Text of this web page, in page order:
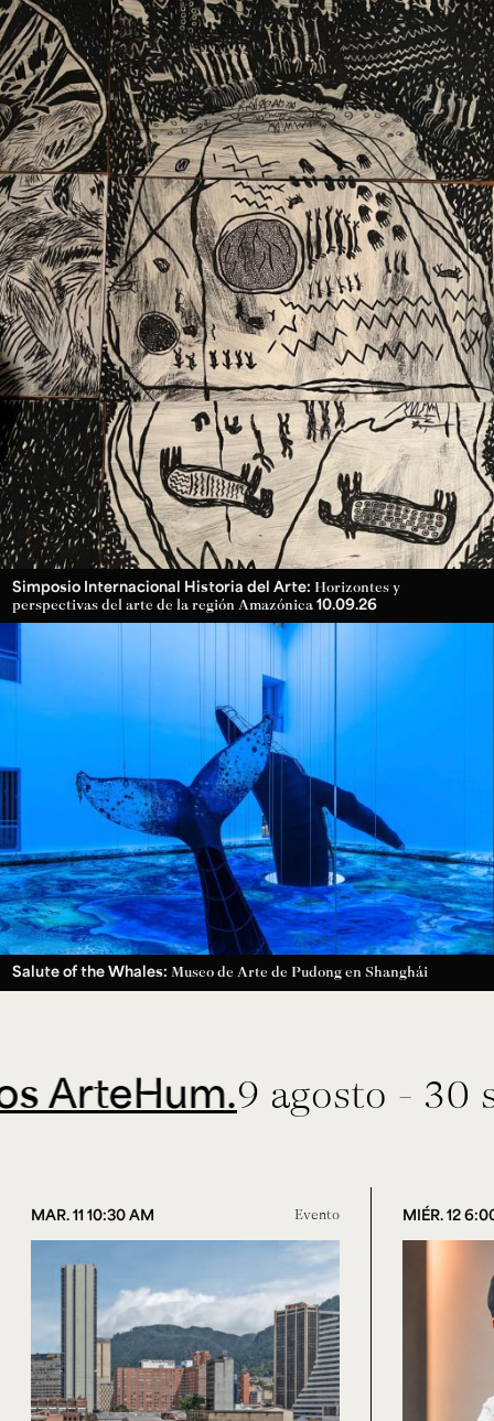
Configuración de cookies
Universidad de los Andes | Vigilada Mineducación.
Reconocimiento como universidad: Decreto 1297 del 30
de mayo de 1964. Reconocimiento de personería jurídica:
Resolución 28 del 23 de febrero de 1949, Minjusticia.
Acreditación institucional de alta calidad, 10 años:
Resolución 000194 del 16 de enero del 2025.
Ext. 2626
Posgrados
Ext. 4925
Educación
Continua
Ext. 4795
Simposio Internacional Historia del Arte: Horizontes y
perspectivas del arte de la región Amazónica 10.09.26
Salute of the Whales: Museo de Arte de Pudong en Shanghái
9 agosto - 30
MAR. 11 10:30 AM Evento MIÉR. 12